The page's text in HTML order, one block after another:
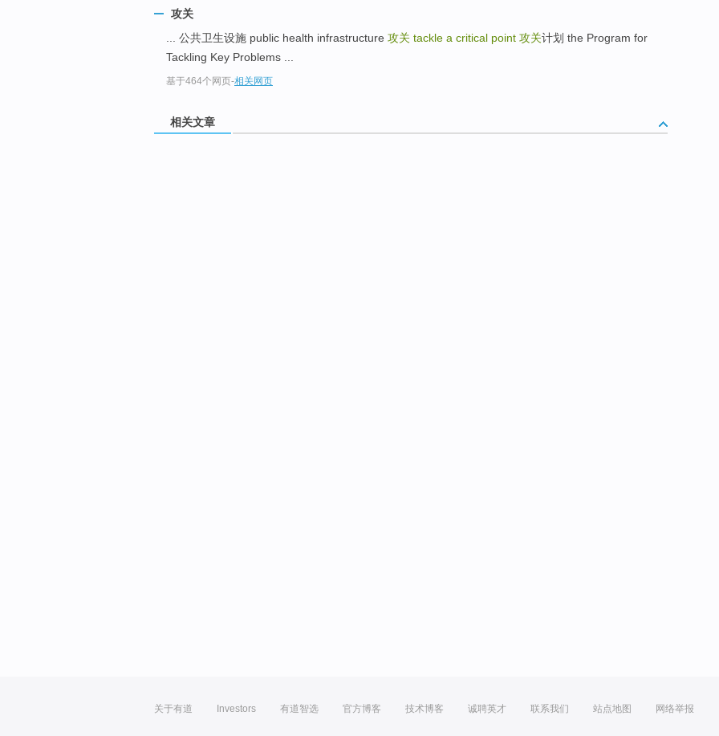
攻关
... 公共卫生设施 public health infrastructure 攻关 tackle a critical point 攻关计划 the Program for
Tackling Key Problems ...
基于464个网页-相关网页
相关文章
关于有道 Investors 有道智选 官方博客 技术博客 诚聘英才 联系我们 站点地图 网络举报